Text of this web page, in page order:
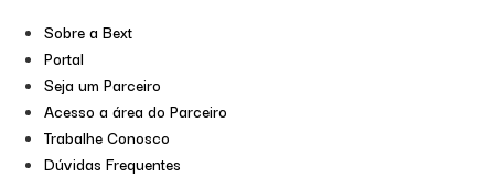
Sobre a Bext
Portal
Seja um Parceiro
Acesso a área do Parceiro
Trabalhe Conosco
Dúvidas Frequentes